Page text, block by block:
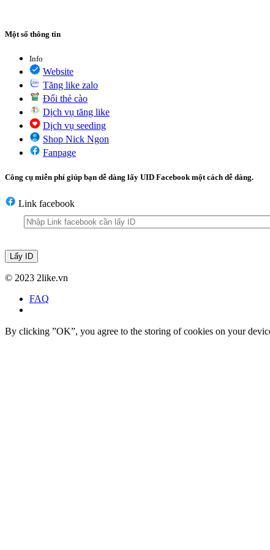
Một số thông tin
Info
Website
Tăng like zalo
Đổi thẻ cào
Dịch vụ tăng like
Dịch vụ seeding
Shop Nick Ngon
Fanpage
Công cụ miễn phí giúp bạn dễ dàng lấy UID Facebook một cách dễ dàng.
Link facebook
Lấy ID
© 2023 2like.vn
FAQ
By clicking ”OK”, you agree to the storing of cookies on your